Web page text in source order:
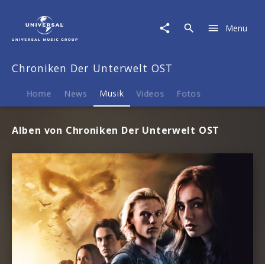
Unterwelt
OST
Musik
Menu
Chroniken Der Unterwelt OST
Home News Musik Videos Fotos
Alben von Chroniken Der Unterwelt OST